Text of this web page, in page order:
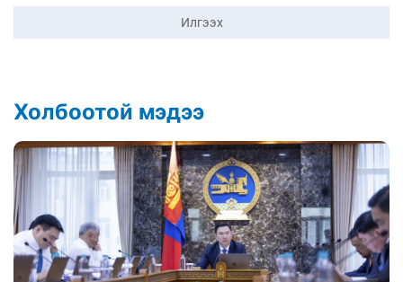
Илгээх
Холбоотой мэдээ